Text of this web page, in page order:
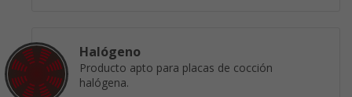
Halógeno
Producto apto para placas de cocción
halógena.